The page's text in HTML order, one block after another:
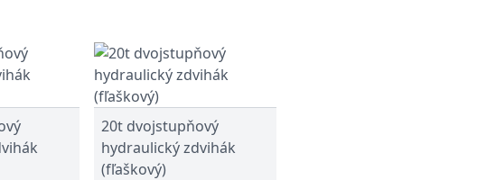
20t dvojstupňový
hydraulický zdvihák
(fľaškový)